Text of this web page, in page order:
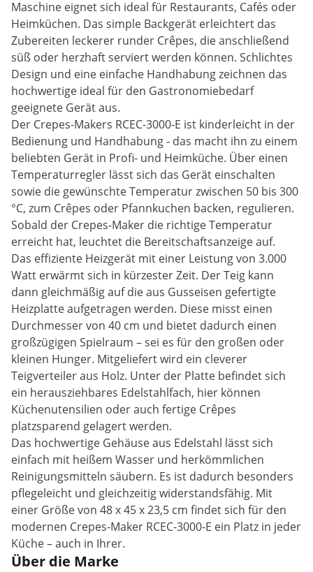
Maschine eignet sich ideal für Restaurants, Cafés oder
Heimküchen. Das simple Backgerät erleichtert das
Zubereiten leckerer runder Crêpes, die anschließend
süß oder herzhaft serviert werden können. Schlichtes
Design und eine einfache Handhabung zeichnen das
hochwertige ideal für den Gastronomiebedarf
geeignete Gerät aus.
Der Crepes-Makers RCEC-3000-E ist kinderleicht in der
Bedienung und Handhabung - das macht ihn zu einem
beliebten Gerät in Profi- und Heimküche. Über einen
Temperaturregler lässt sich das Gerät einschalten
sowie die gewünschte Temperatur zwischen 50 bis 300
°C, zum Crêpes oder Pfannkuchen backen, regulieren.
Sobald der Crepes-Maker die richtige Temperatur
erreicht hat, leuchtet die Bereitschaftsanzeige auf.
Das effiziente Heizgerät mit einer Leistung von 3.000
Watt erwärmt sich in kürzester Zeit. Der Teig kann
dann gleichmäßig auf die aus Gusseisen gefertigte
Heizplatte aufgetragen werden. Diese misst einen
Durchmesser von 40 cm und bietet dadurch einen
großzügigen Spielraum – sei es für den großen oder
kleinen Hunger. Mitgeliefert wird ein cleverer
Teigverteiler aus Holz. Unter der Platte befindet sich
ein herausziehbares Edelstahlfach, hier können
Küchenutensilien oder auch fertige Crêpes
platzsparend gelagert werden.
Das hochwertige Gehäuse aus Edelstahl lässt sich
einfach mit heißem Wasser und herkömmlichen
Reinigungsmitteln säubern. Es ist dadurch besonders
pflegeleicht und gleichzeitig widerstandsfähig. Mit
einer Größe von 48 x 45 x 23,5 cm findet sich für den
modernen Crepes-Maker RCEC-3000-E ein Platz in jeder
Küche – auch in Ihrer.
Über die Marke